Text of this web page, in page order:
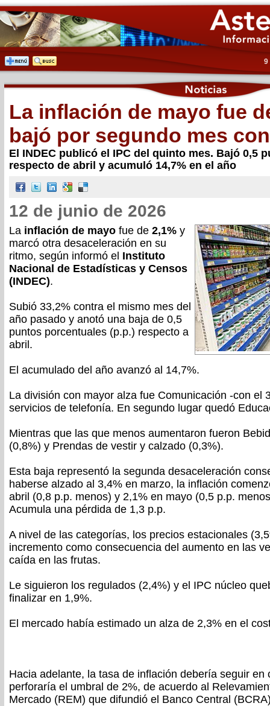
9
La inflación de mayo fue
bajó por segundo mes
El INDEC publicó el IPC del quinto mes. Bajó 0,5
respecto de abril y acumuló 14,7% en el año
12 de junio de 2026
La inflación de mayo fue de 2,1% y
marcó otra desaceleración en su
ritmo, según informó el Instituto
Nacional de Estadísticas y Censos
(INDEC).
Subió 33,2% contra el mismo mes del
año pasado y anotó una baja de 0,5
puntos porcentuales (p.p.) respecto a
abril.
El acumulado del año avanzó al 14,7%.
La división con mayor alza fue Comunicación -con el
servicios de telefonía. En segundo lugar quedó
Mientras que las que menos aumentaron fueron
(0,8%) y Prendas de vestir y calzado (0,3%).
Esta baja representó la segunda desaceleración
haberse alzado al 3,4% en marzo, la inflación
abril (0,8 p.p. menos) y 2,1% en mayo (0,5 p.p.
Acumula una pérdida de 1,3 p.p.
A nivel de las categorías, los precios estacionales
incremento como consecuencia del aumento en las
caída en las frutas.
Le siguieron los regulados (2,4%) y el IPC núcleo
finalizar en 1,9%.
El mercado había estimado un alza de 2,3% en el
Hacia adelante, la tasa de inflación debería seguir en
perforaría el umbral de 2%, de acuerdo al
Mercado (REM) que difundió el Banco Central